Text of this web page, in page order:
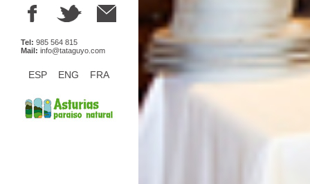
Tel: 985 564 815
Mail: info@tataguyo.com
ESP ENG FRA